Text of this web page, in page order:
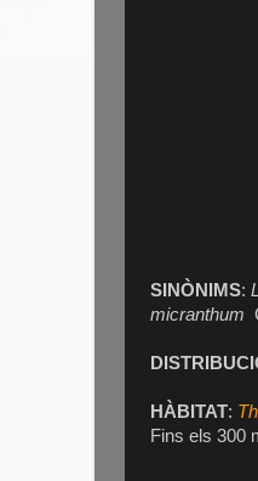
SINÒNIMS:
micranthum
HÀBITAT:
Fins els 300